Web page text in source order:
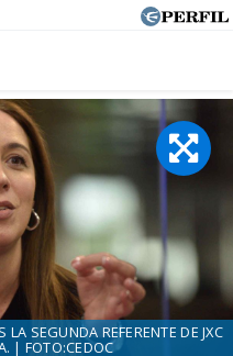
SEGUNDA REFERENTE DE JXC
| FOTO:CEDOC